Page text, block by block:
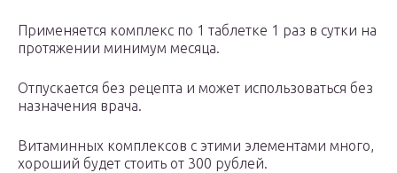
Применяется комплекс по 1 таблетке 1 раз в сутки на
протяжении минимум месяца.
Отпускается без рецепта и может использоваться без
назначения врача.
Витаминных комплексов с этими элементами много,
хороший будет стоить от 300 рублей.